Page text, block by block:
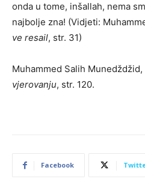
onda u tome, inšallah, nema
najbolje zna! (Vidjeti:
ve resail, str. 31)
Muhammed Salih Munedždžid,
vjerovanju, str. 120.
Facebook